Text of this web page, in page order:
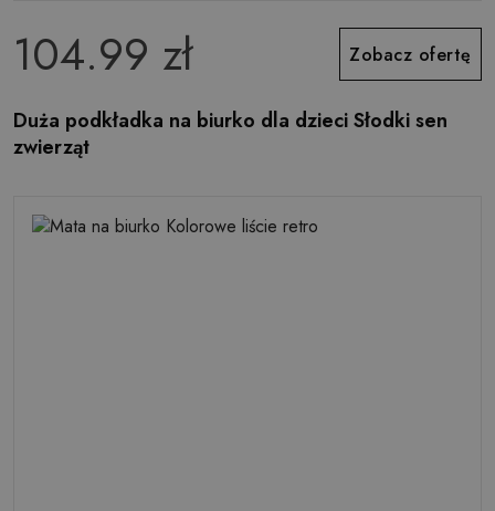
104.99 zł Zobacz ofertę
Duża podkładka na biurko dla dzieci Słodki sen
zwierząt